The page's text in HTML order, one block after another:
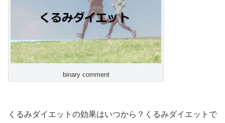
binary comment
くるみダイエットの効果はいつから？くるみダイエットで